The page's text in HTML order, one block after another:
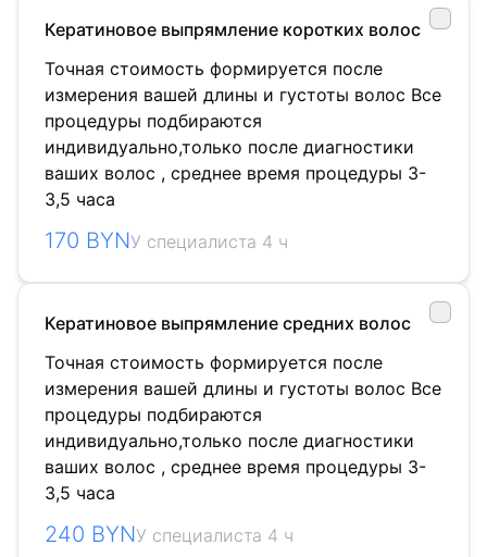
Кератиновое выпрямление коротких волос
Точная стоимость формируется после
измерения вашей длины и густоты волос Все
процедуры подбираются
индивидуально,только после диагностики
ваших волос , среднее время процедуры 3-
3,5 часа
170 BYNУ специалиста 4 ч
Кератиновое выпрямление средних волос
Точная стоимость формируется после
измерения вашей длины и густоты волос Все
процедуры подбираются
индивидуально,только после диагностики
ваших волос , среднее время процедуры 3-
3,5 часа
240 BYNУ специалиста 4 ч